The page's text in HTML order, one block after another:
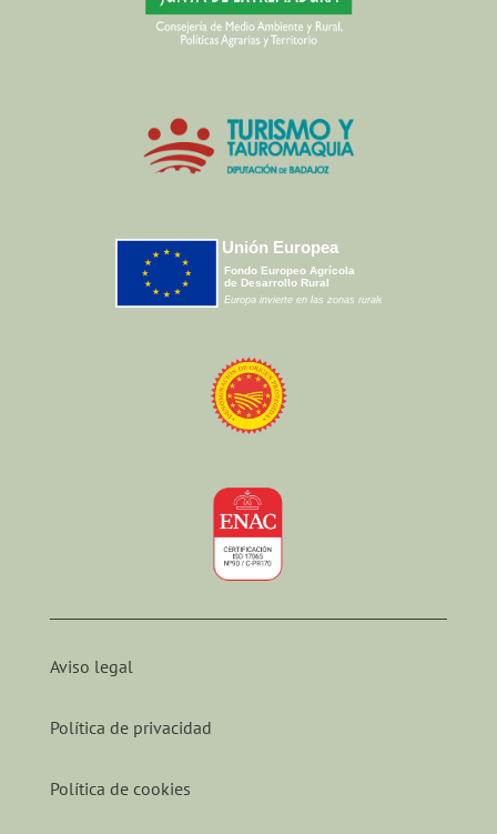
Aviso legal
Política de privacidad
Política de cookies